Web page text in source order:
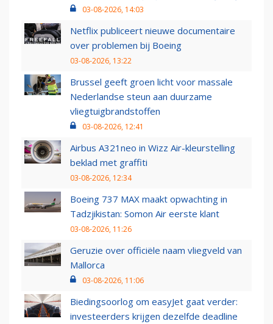
03-08-2026, 14:03
Netflix publiceert nieuwe documentaire
over problemen bij Boeing
03-08-2026, 13:22
Brussel geeft groen licht voor massale
Nederlandse steun aan duurzame
vliegtuigbrandstoffen
03-08-2026, 12:41
Airbus A321neo in Wizz Air-kleurstelling
beklad met graffiti
03-08-2026, 12:34
Boeing 737 MAX maakt opwachting in
Tadzjikistan: Somon Air eerste klant
03-08-2026, 11:26
Geruzie over officiële naam vliegveld van
Mallorca
03-08-2026, 11:06
Biedingsoorlog om easyJet gaat verder:
investeerders krijgen dezelfde deadline